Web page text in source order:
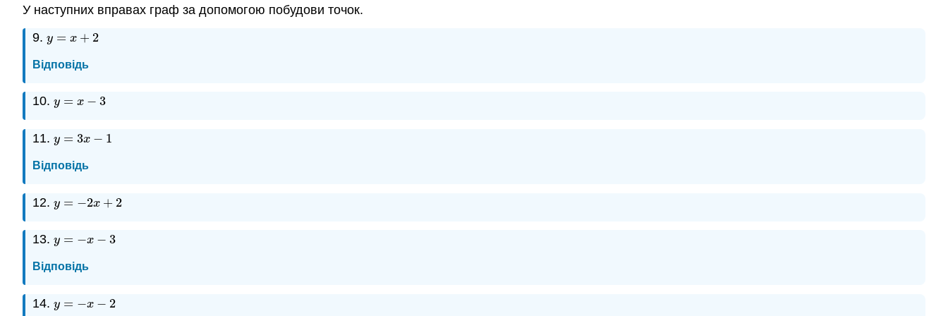
У наступних вправах граф за допомогою побудови точок.
9. y = x + 2
y =x +2
Відповідь
10. y = x − 3
y =x −3
11. y = 3x − 1
y =3 x−1
Відповідь
12. y = −2x + 2
y =− 2x+2
13. y = −x − 3
y =− x−3
Відповідь
14. y = −x − 2
y =− x−2